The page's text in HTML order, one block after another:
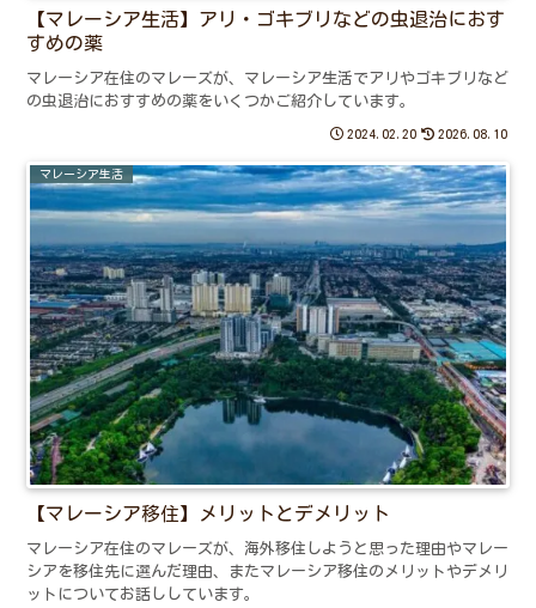
【マレーシア生活】アリ・ゴキブリなどの虫退治におす
すめの薬
マレーシア在住のマレーズが、マレーシア生活でアリやゴキブリなど
の虫退治におすすめの薬をいくつかご紹介しています。
2024.02.20 2026.08.10
マレーシア生活
【マレーシア移住】メリットとデメリット
マレーシア在住のマレーズが、海外移住しようと思った理由やマレー
シアを移住先に選んだ理由、またマレーシア移住のメリットやデメリ
ットについてお話ししています。